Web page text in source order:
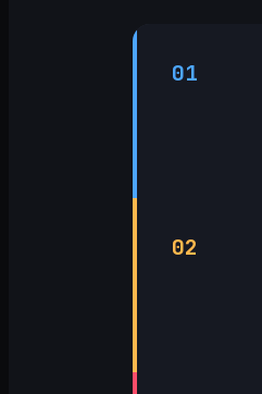
01
02